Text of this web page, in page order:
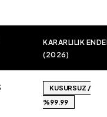
KARARLILIK
(2026)
KUSURSUZ /
%99.99